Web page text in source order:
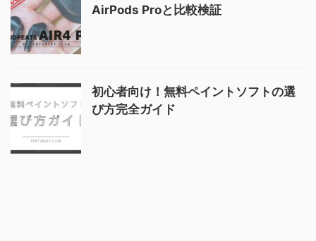
AirPods Proと比較検証
初心者向け！無料ペイントソフトの選
び方完全ガイド